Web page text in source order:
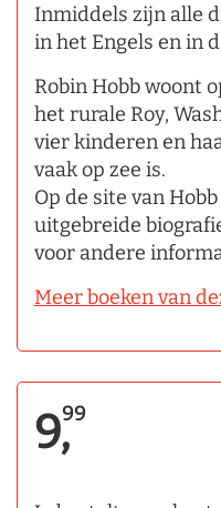
Inmiddels zijn alle
in het Engels en in
Robin Hobb woont
het rurale Roy,
vier kinderen en
vaak op zee is.
Op de site van
uitgebreide
voor andere
Meer boeken van
9,99